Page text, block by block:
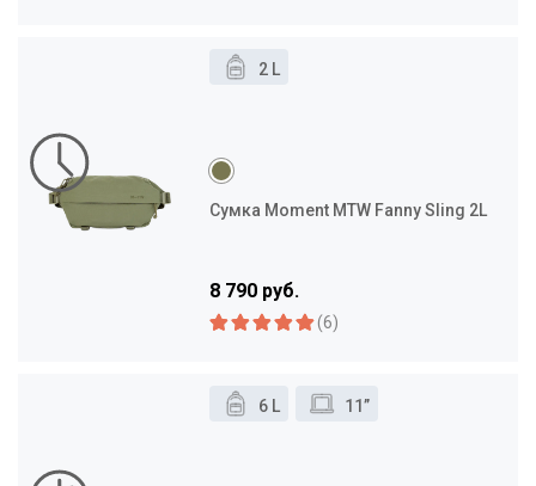
2 L
Сумка Moment MTW Fanny Sling 2L
8 790 руб.
(6)
6 L 11”